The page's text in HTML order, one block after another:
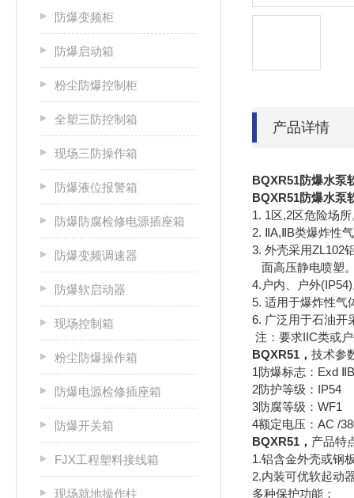
防爆变频柜
防爆启动箱
粉尘防爆控制柜
全塑三防控制箱
现场三防操作箱
防爆液位报警箱
防爆防腐检修电源插座箱
防爆变频调速器
防爆软启动器
现场控制箱
粉尘防爆操作箱
防爆电源检修插座箱
防爆开关箱
FJX工程塑料接线箱
现场就地操作柱
产品详情
BQXR51防爆水泵
BQXR51防爆水泵
1. 1区,2区危险场
2. ⅡA,ⅡB类爆炸性
3. 外壳采用ZL102
面高压静电喷塑
4.户内、户外
5. 适用于爆炸性气
6. 广泛用于石油开
注：要求IIC类或
BQXR51 ， 技术参
1防爆标志：Exd
2防护等级：IP54
3防腐等级：WF1
4额定电压：AC /
BQXR51 ， 产品特
1.铝含金外壳或钢
2.内装可优软起动
多种保护功能；